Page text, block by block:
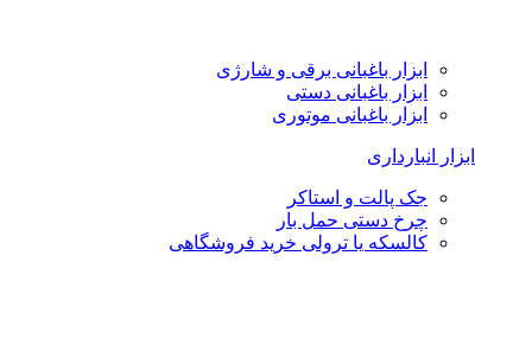
ابزار باغبانی برقی و شارژی
ابزار باغبانی دستی
ابزار باغبانی موتوری
ابزار انبارداری
جک پالت و استاکر
چرخ دستی حمل بار
کالسکه یا ترولی خرید فروشگاهی